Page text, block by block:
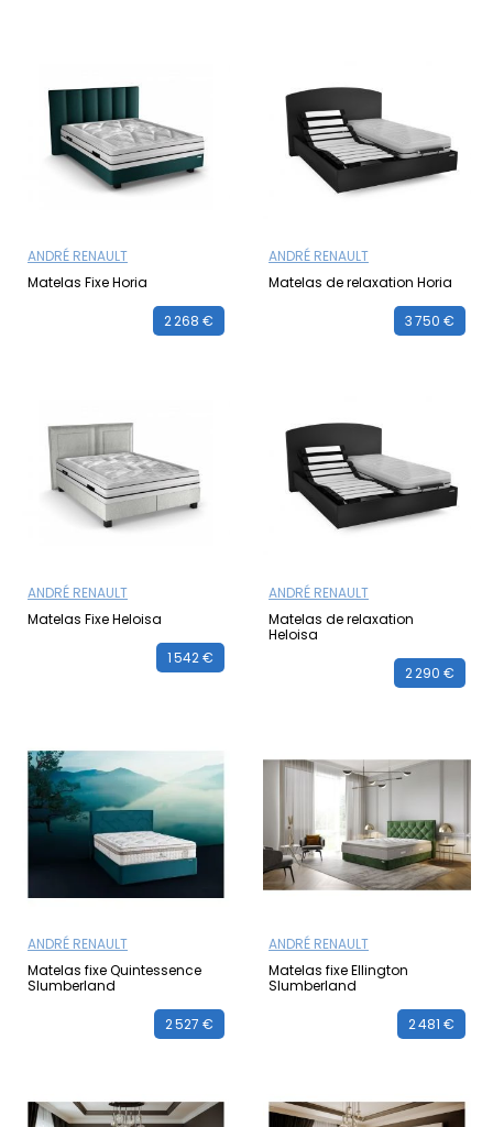
ANDRÉ RENAULT
Matelas Fixe Horia
2 268 €
ANDRÉ RENAULT
Matelas de relaxation Horia
3 750 €
ANDRÉ RENAULT
Matelas Fixe Heloisa
1 542 €
ANDRÉ RENAULT
Matelas de relaxation
Heloisa
2 290 €
ANDRÉ RENAULT
Matelas fixe Quintessence
Slumberland
2 527 €
ANDRÉ RENAULT
Matelas fixe Ellington
Slumberland
2 481 €